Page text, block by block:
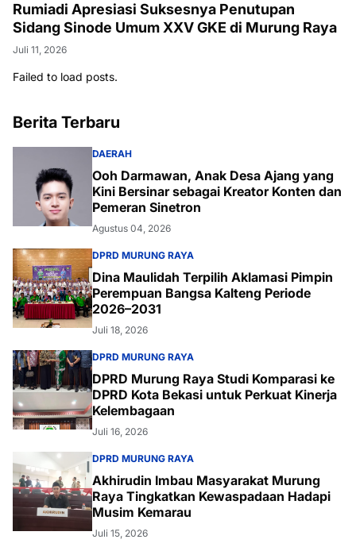
Rumiadi Apresiasi Suksesnya Penutupan
Sidang Sinode Umum XXV GKE di Murung Raya
Juli 11, 2026
Failed to load posts.
Berita Terbaru
DAERAH
Ooh Darmawan, Anak Desa Ajang yang
Kini Bersinar sebagai Kreator Konten dan
Pemeran Sinetron
Agustus 04, 2026
DPRD MURUNG RAYA
Dina Maulidah Terpilih Aklamasi Pimpin
Perempuan Bangsa Kalteng Periode
2026–2031
Juli 18, 2026
DPRD MURUNG RAYA
DPRD Murung Raya Studi Komparasi ke
DPRD Kota Bekasi untuk Perkuat Kinerja
Kelembagaan
Juli 16, 2026
DPRD MURUNG RAYA
Akhirudin Imbau Masyarakat Murung
Raya Tingkatkan Kewaspadaan Hadapi
Musim Kemarau
Juli 15, 2026